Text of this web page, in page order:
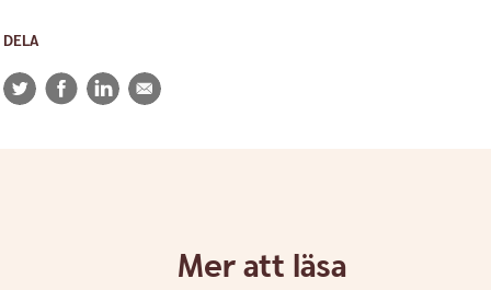
DELA
TwitterFacebookLinkedIn
E-
post
Mer att läsa